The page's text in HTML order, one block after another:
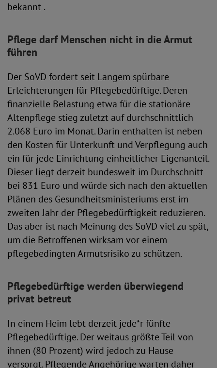
bekannt .
Pflege darf Menschen nicht in die Armut
führen
Der SoVD fordert seit Langem spürbare
Erleichterungen für Pflegebedürftige. Deren
finanzielle Belastung etwa für die stationäre
Altenpflege stieg zuletzt auf durchschnittlich
2.068 Euro im Monat. Darin enthalten ist neben
den Kosten für Unterkunft und Verpflegung auch
ein für jede Einrichtung einheitlicher Eigenanteil.
Dieser liegt derzeit bundesweit im Durchschnitt
bei 831 Euro und würde sich nach den aktuellen
Plänen des Gesundheitsministeriums erst im
zweiten Jahr der Pflegebedürftigkeit reduzieren.
Das aber ist nach Meinung des SoVD viel zu spät,
um die Betroffenen wirksam vor einem
pflegebedingten Armutsrisiko zu schützen.
Pflegebedürftige werden überwiegend
privat betreut
In einem Heim lebt derzeit jede*r fünfte
Pflegebedürftige. Der weitaus größte Teil von
ihnen (80 Prozent) wird jedoch zu Hause
versorgt. Pflegende Angehörige warten daher